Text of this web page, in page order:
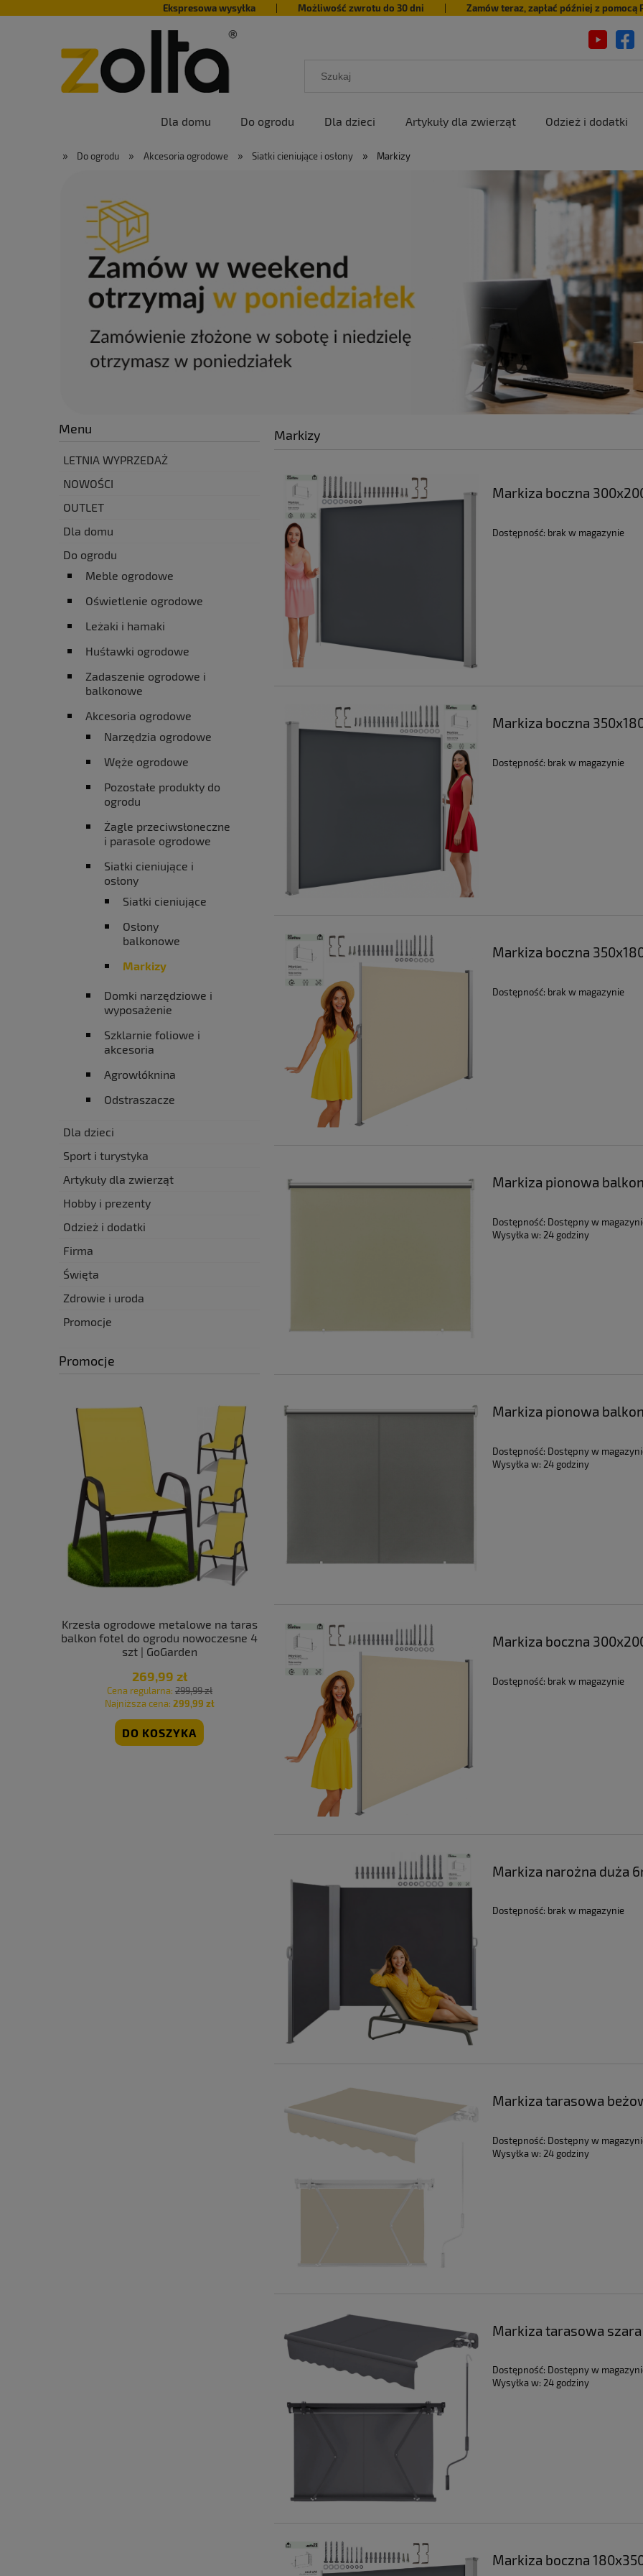
Ekspresowa wysyłka Możliwość zwrotu do 30 dni Zamów teraz, zapłać później z pomocą
Dla domu Do ogrodu Dla dzieci Artykuły dla zwierząt Odzież i dodatki
» Do ogrodu » Akcesoria ogrodowe » Siatki cieniujące i osłony » Markizy
Menu
LETNIA WYPRZEDAŻ
NOWOŚCI
OUTLET
Dla domu
Do ogrodu
Meble ogrodowe
Oświetlenie ogrodowe
Leżaki i hamaki
Huśtawki ogrodowe
Zadaszenie ogrodowe i
balkonowe
Akcesoria ogrodowe
Narzędzia ogrodowe
Węże ogrodowe
Pozostałe produkty do
ogrodu
Żagle przeciwsłoneczne
i parasole ogrodowe
Siatki cieniujące i
osłony
Siatki cieniujące
Osłony
balkonowe
Markizy
Domki narzędziowe i
wyposażenie
Szklarnie foliowe i
akcesoria
Agrowłóknina
Odstraszacze
Dla dzieci
Sport i turystyka
Artykuły dla zwierząt
Hobby i prezenty
Odzież i dodatki
Firma
Święta
Zdrowie i uroda
Promocje
Promocje
Krzesła ogrodowe metalowe na taras
balkon fotel do ogrodu nowoczesne 4
szt | GoGarden
269,99 zł
Cena regularna: 299,99 zł
Najniższa cena: 299,99 zł
DO KOSZYKA
Krzesło ogrodowe metalowe zielone 6
sztuk | GoGarden
449,99 zł
Cena regularna:
Najniższa cena:
DO KOSZYKA
meble ogrodowe na taras
215,99 zł
Cena regularna:
239,99 zł
Markizy
Markiza boczna
Dostępność: brak w magazynie
Markiza boczna
Dostępność: brak w magazynie
Markiza boczna
Dostępność: brak w magazynie
Markiza pionowa
Dostępność: Dostępny w
Wysyłka w: 24 godziny
Markiza pionowa
Dostępność: Dostępny w
Wysyłka w: 24 godziny
Markiza boczna
Dostępność: brak w magazynie
Markiza narożna duża
Dostępność: brak w magazynie
Markiza tarasowa
Dostępność: Dostępny w
Wysyłka w: 24 godziny
Markiza tarasowa szara
Dostępność: Dostępny w
Wysyłka w: 24 godziny
Markiza boczna